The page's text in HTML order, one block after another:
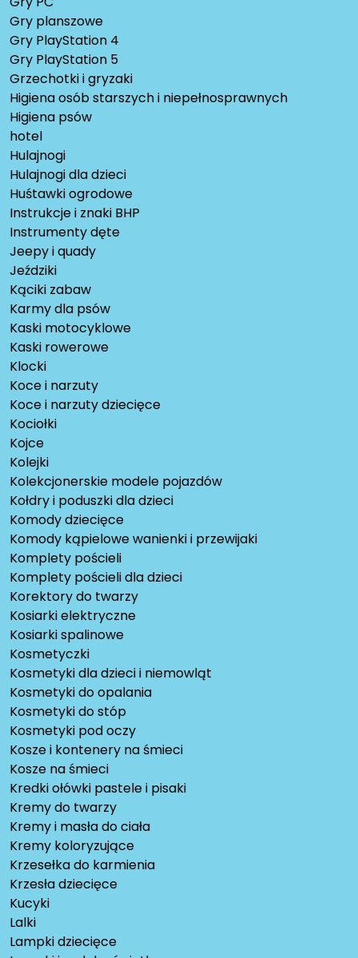
Gry planszowe
Gry PlayStation 4
Gry PlayStation 5
Grzechotki i gryzaki
Higiena osób starszych i niepełnosprawnych
Higiena psów
hotel
Hulajnogi
Hulajnogi dla dzieci
Huśtawki ogrodowe
Instrukcje i znaki BHP
Instrumenty dęte
Jeepy i quady
Jeździki
Kąciki zabaw
Karmy dla psów
Kaski motocyklowe
Kaski rowerowe
Klocki
Koce i narzuty
Koce i narzuty dziecięce
Kociołki
Kojce
Kolejki
Kolekcjonerskie modele pojazdów
Kołdry i poduszki dla dzieci
Komody dziecięce
Komody kąpielowe wanienki i przewijaki
Komplety pościeli
Komplety pościeli dla dzieci
Korektory do twarzy
Kosiarki elektryczne
Kosiarki spalinowe
Kosmetyczki
Kosmetyki dla dzieci i niemowląt
Kosmetyki do opalania
Kosmetyki do stóp
Kosmetyki pod oczy
Kosze i kontenery na śmieci
Kosze na śmieci
Kredki ołówki pastele i pisaki
Kremy do twarzy
Kremy i masła do ciała
Kremy koloryzujące
Krzesełka do karmienia
Krzesła dziecięce
Kucyki
Lalki
Lampki dziecięce